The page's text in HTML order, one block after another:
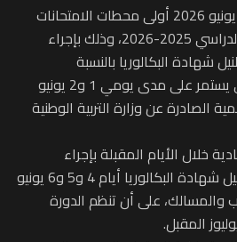
انطلقت اليوم الاثنين فاتح يونيو 2026 أولى محطات الامتحانات
الإشهادية برسم الموسم الدراسي 2025-2026، وذلك بإجراء
شهادة البكالوريا بالنسبة
للممدرسين والأحرار، والذي يستمر على مدى يومي 1 و2 يونيو
الصادرة عن وزارة التربية الوطنية
خلال الأيام المقبلة بإجراء
الامتحان الوطني الموحد لنيل شهادة البكالوريا أيام 4 و5 و6 يونيو
والمسالك، على أن تنظم الدورة